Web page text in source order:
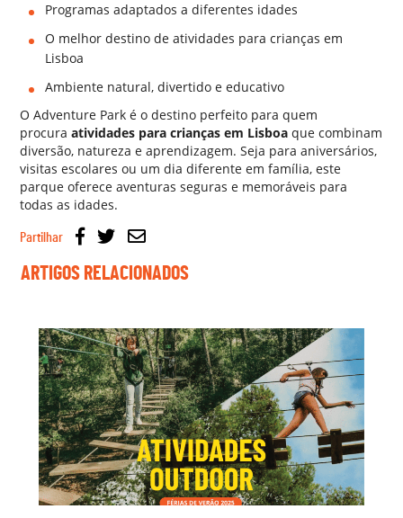
Programas adaptados a diferentes idades
O melhor destino deatividades para crianças em
Lisboa
Ambiente natural, divertido e educativo
O Adventure Park é o destino perfeito para quem
procuraatividades para crianças em Lisboa que combinam
diversão, natureza e aprendizagem. Seja para aniversários,
visitas escolares ou um dia diferente em família, este
parque oferece aventuras seguras e memoráveis para
todas as idades.
Partilhar
ARTIGOS RELACIONADOS